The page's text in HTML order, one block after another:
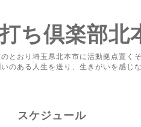
ち倶楽部北
とおり埼玉県北本市に活動拠点置
のある人生を送り、生きがいを感じ
スケジュール